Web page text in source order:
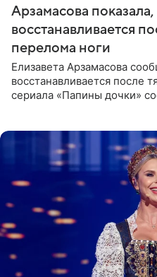
Арзамасова показала,
восстанавливается
перелома ноги
Елизавета Арзамасова
восстанавливается после
сериала «Папины дочки»